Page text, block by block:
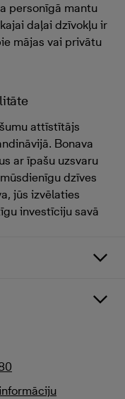
personīgā mantu
daļai dzīvokļu ir
mājas vai privātu
attīstītājs
Bonava
ar īpašu uzsvaru
dzīves
jūs izvēlaties
investīciju savā